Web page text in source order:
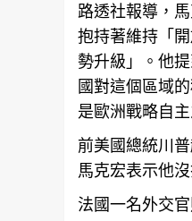
路透社報導，
抱持著維持「
勢升級」。他
國對這個區域
是歐洲戰略自主
前美國總統川
馬克宏表示他
法國一名外交